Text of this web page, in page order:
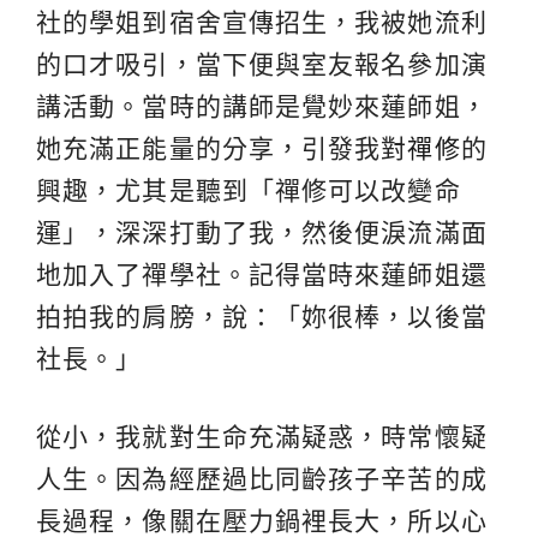
社的學姐到宿舍宣傳招生，我被她流利
的口才吸引，當下便與室友報名參加演
講活動。當時的講師是覺妙來蓮師姐，
她充滿正能量的分享，引發我對禪修的
興趣，尤其是聽到「禪修可以改變命
運」，深深打動了我，然後便淚流滿面
地加入了禪學社。記得當時來蓮師姐還
拍拍我的肩膀，說：「妳很棒，以後當
社長。」
從小，我就對生命充滿疑惑，時常懷疑
人生。因為經歷過比同齡孩子辛苦的成
長過程，像關在壓力鍋裡長大，所以心